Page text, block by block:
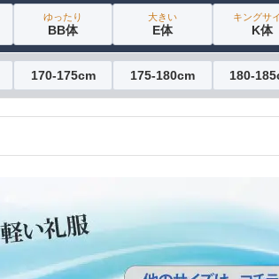
ゆったり
BB体
大きい
E体
キングサ
K体
170-175cm 175-180cm 180-